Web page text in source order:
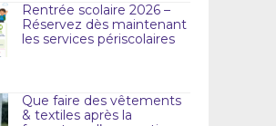
Rentrée scolaire 2026 –
Réservez dès maintenant
les services périscolaires
Que faire des vêtements
& textiles après la